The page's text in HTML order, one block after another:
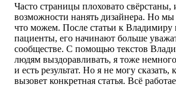
Часто страницы плоховато свёрстаны,
возможности нанять дизайнера. Но мы
что можем. После статьи к Владимиру
пациенты, его начинают больше
сообществе. С помощью текстов
людям выздоравливать, я тоже
и есть результат. Но я не могу сказать,
вызовет конкретная статья. Всё